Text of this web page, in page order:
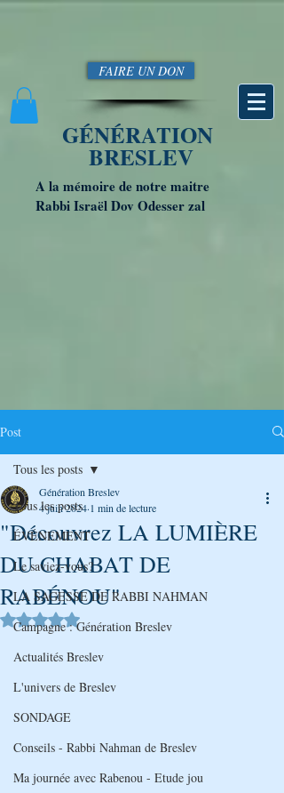
FAIRE UN DON
GÉNÉRATION
BRESLEV
A la mémoire de notre maitre
Rabbi Israël Dov Odesser zal
Post
Tous les posts
ÉVÉNEMENT
Le saviez-vous?
LA SAGESSE DE RABBI NAHMAN
Campagne : Génération Breslev
Actualités Breslev
L'univers de Breslev
SONDAGE
Conseils - Rabbi Nahman de Breslev
Ma journée avec Rabenou - Etude jou
Tous les posts
"Découvrez LA LUMIÈRE
DU CHABAT DE
RABÉNOU"
Génération Breslev
4 juin 2024 1 min de lecture
Noté NaN étoiles sur 5.